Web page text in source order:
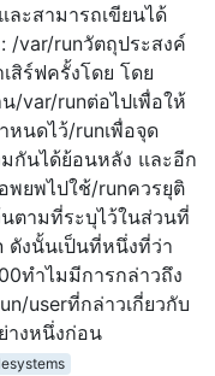
ละสามารถเขียนได้
/var/runวัตถุประสงค์
สิร์ฟครั้งโดย โดย
/var/runต่อไปเพื่อให้
นดไว้/runเพื่อจุด
กันได้ย้อนหลัง และอีก
พยพไปใช้/runควรยุติ
ตามที่ระบุไว้ในส่วนที่
ดังนั้นเป็นที่หนึ่งที่ว่า
ทำไมมีการกล่าวถึง
userที่กล่าวเกี่ยวกับ
างหนึ่งก่อน